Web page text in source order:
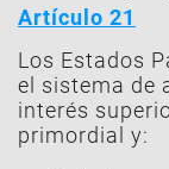
Artículo 21
Los Estados
el sistema de
interés
primordial y: